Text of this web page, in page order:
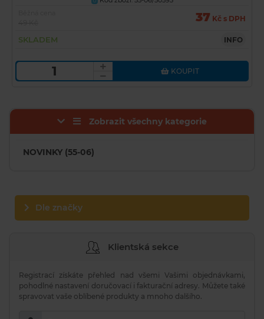
37 Kč s DPH
SKLADEM INFO
KOUPIT
Zobrazit všechny kategorie
NOVINKY (55-06)
Dle značky
Klientská sekce
Registrací získáte přehled nad všemi Vašimi objednávkami,
pohodlné nastavení doručovací i fakturační adresy. Můžete také
spravovat vaše oblíbené produkty a mnoho dalšího.